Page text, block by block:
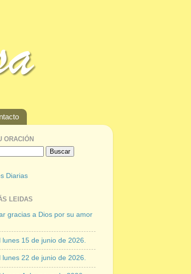
ORACIÓN
Diarias
LEIDAS
gracias a Dios por su amor
15 de junio de 2026.
lunes 22 de junio de 2026.